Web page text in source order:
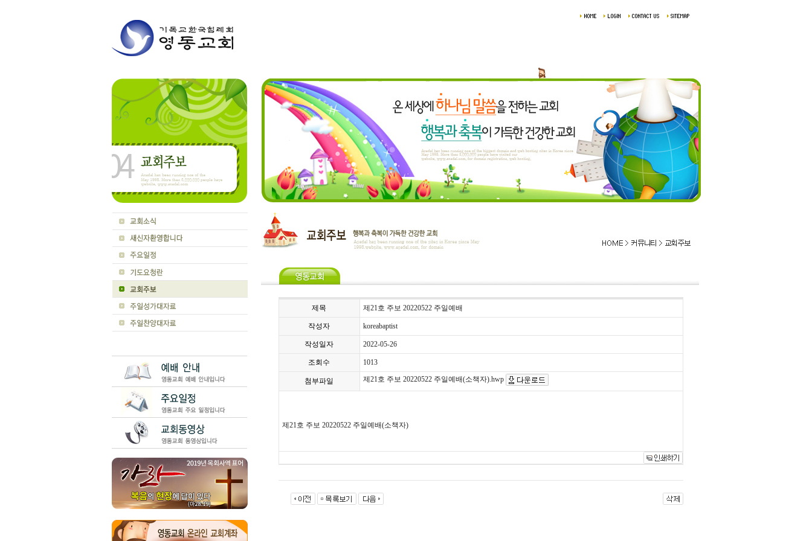
제목 제21호 주보 20220522 주일예배
작성자 koreabaptist
작성일자 2022-05-26
조회수 1013
첨부파일 제21호 주보 20220522 주일예배(소책자).hwp
제 21호 주보 20220522 주일예배(소책자)